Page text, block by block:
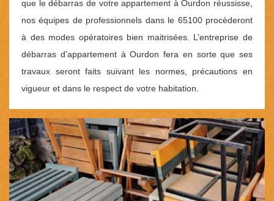
que le débarras de votre appartement à Ourdon réussisse,
nos équipes de professionnels dans le 65100 procèderont
à des modes opératoires bien maitrisées. L’entreprise de
débarras d’appartement à Ourdon fera en sorte que ses
travaux seront faits suivant les normes, précautions en
vigueur et dans le respect de votre habitation.